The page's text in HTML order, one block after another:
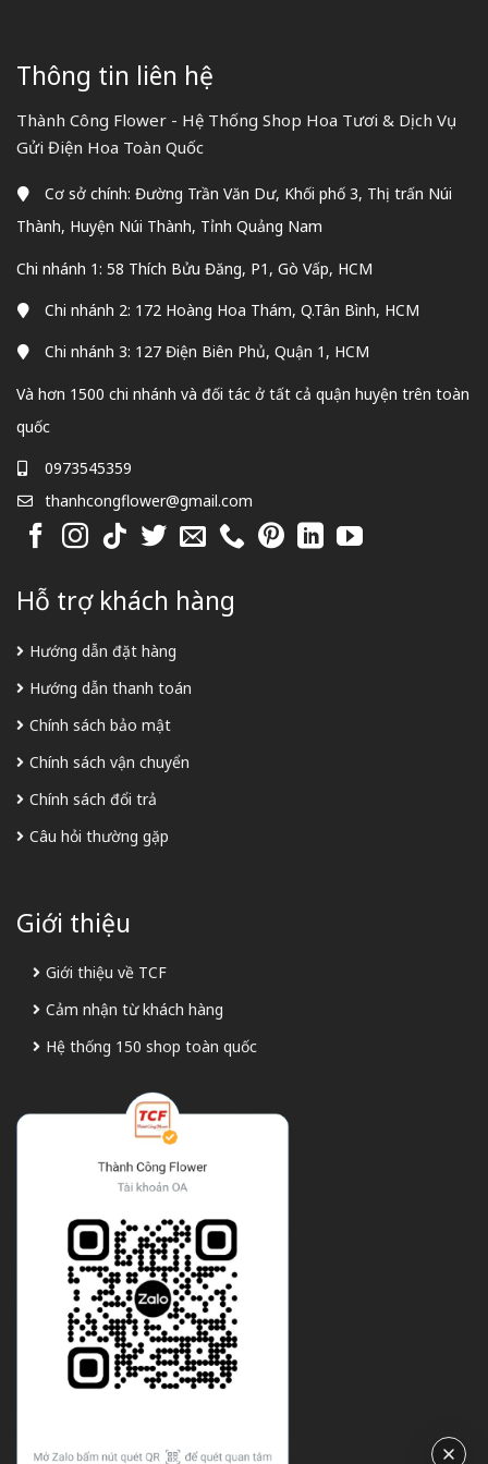
Thông tin liên hệ
Thành Công Flower - Hệ Thống Shop Hoa Tươi & Dịch Vụ
Gửi Điện Hoa Toàn Quốc
Cơ sở chính: Đường Trần Văn Dư, Khối phố 3, Thị trấn Núi
Thành, Huyện Núi Thành, Tỉnh Quảng Nam
Chi nhánh 1: 58 Thích Bửu Đăng, P1, Gò Vấp, HCM
Chi nhánh 2: 172 Hoàng Hoa Thám, Q.Tân Bình, HCM
Chi nhánh 3: 127 Điện Biên Phủ, Quận 1, HCM
Và hơn 1500 chi nhánh và đối tác ở tất cả quận huyện trên toàn
quốc
0973545359
thanhcongflower@gmail.com
Hỗ trợ khách hàng
Hướng dẫn đặt hàng
Hướng dẫn thanh toán
Chính sách bảo mật
Chính sách vận chuyển
Chính sách đổi trả
Câu hỏi thường gặp
Giới thiệu
Giới thiệu về TCF
Cảm nhận từ khách hàng
Hệ thống 150 shop toàn quốc